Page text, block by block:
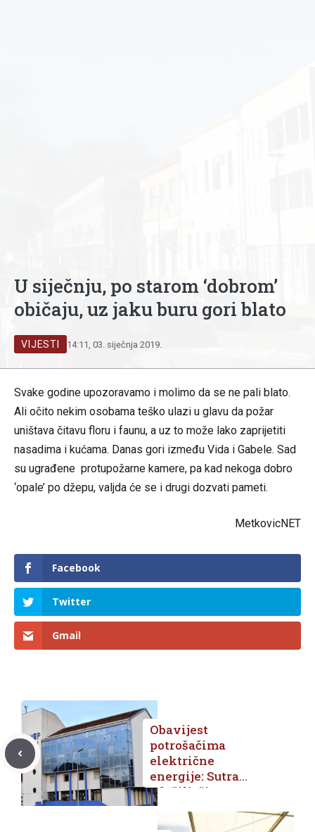
U siječnju, po starom ‘dobrom’
običaju, uz jaku buru gori blato
VIJESTI 14:11, 03. siječnja 2019.
Svake godine upozoravamo i molimo da se ne pali blato.
Ali očito nekim osobama teško ulazi u glavu da požar
uništava čitavu floru i faunu, a uz to može lako zaprijetiti
nasadima i kućama. Danas gori između Vida i Gabele. Sad
su ugrađene protupožarne kamere, pa kad nekoga dobro
‘opale’ po džepu, valjda će se i drugi dozvati pameti.
MetkovicNET
Facebook
Twitter
Gmail
Obavijest
potrošačima
električne
energije: Sutra
odašiljači na
Predolcu nakratko
bez struje